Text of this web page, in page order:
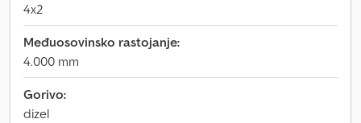
4x2
Međuosovinsko rastojanje:
4.000 mm
Gorivo:
dizel